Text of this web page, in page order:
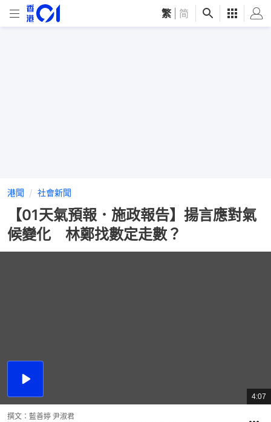
繁 简
港聞 社會新聞
【01天氣預報．施政報告】揚言應對氣
候變化 林鄭找數定走數？
播
總
共
4:07
撰文： 藍善婷 尹淑君